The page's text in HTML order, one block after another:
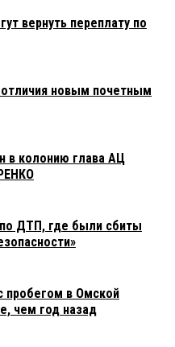
вернуть переплату по
новым почетным
в колонию глава АЦ
ДТП, где были сбиты
пробегом в Омской
чем год назад